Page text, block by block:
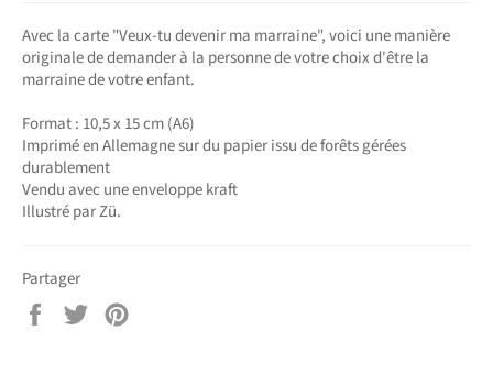
Avec la carte "Veux-tu devenir ma marraine", voici une manière
originale de demander à la personne de votre choix d'être la
marraine de votre enfant.
Format : 10,5 x 15 cm (A6)
Imprimé en Allemagne sur du papier issu de forêts gérées
durablement
Vendu avec une enveloppe kraft
Illustré par Zü.
Partager
Partager
sur
Tweeter
sur